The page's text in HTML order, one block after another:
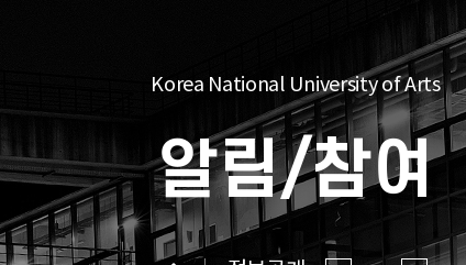
Korea National University of Arts
알림/참여